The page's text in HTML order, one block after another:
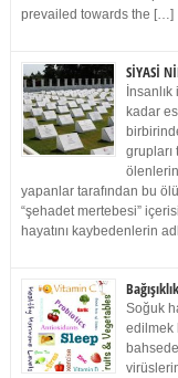
prevailed towards the […]
SİYASİ
kadar
grupları
ölenlerin
yapanlar tarafından bu
“şehadet mertebesi”
hayatını kaybedenlerin
Soğuk
edilmek